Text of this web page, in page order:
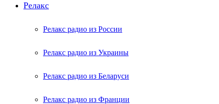
Релакс
Релакс радио из России
Релакс радио из Украины
Релакс радио из Беларуси
Релакс радио из Франции